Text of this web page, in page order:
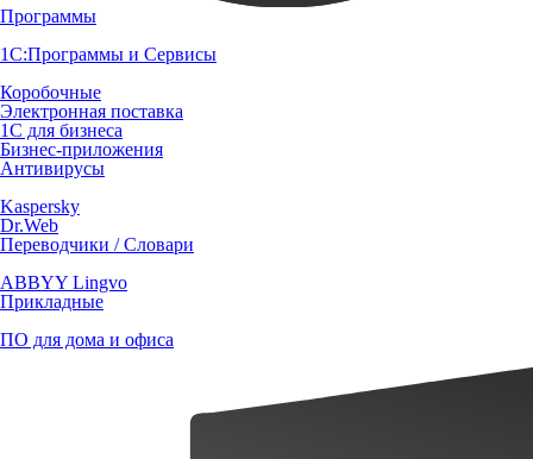
Программы
1С:Программы и Сервисы
Коробочные
Электронная поставка
1С для бизнеса
Бизнес-приложения
Антивирусы
Kaspersky
Dr.Web
Переводчики / Словари
ABBYY Lingvo
Прикладные
ПО для дома и офиса